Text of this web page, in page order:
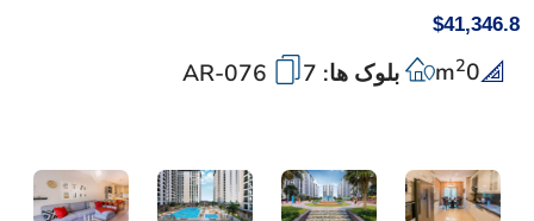
$41,346.8
0
m2 بلوک ها: 7